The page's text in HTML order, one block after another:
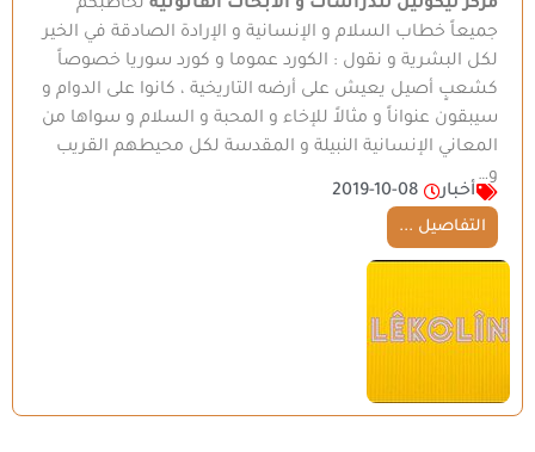
مركز ليكولين للدراسات و الأبحاث القانونية نخاطبكم
جميعاً خطاب السلام و الإنسانية و الإرادة الصادقة في الخير
لكل البشرية و نقول : الكورد عموما و كورد سوريا خصوصاً
كشعبٍ أصيل يعيش على أرضه التاريخية ، كانوا على الدوام و
سيبقون عنواناً و مثالاً للإخاء و المحبة و السلام و سواها من
المعاني الإنسانية النبيلة و المقدسة لكل محيطهم القريب
و…
أخبار
2019-10-08
التفاصيل ...